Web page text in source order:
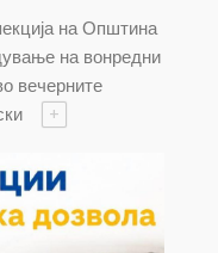
на Општина
на вонредни
вечерните
+